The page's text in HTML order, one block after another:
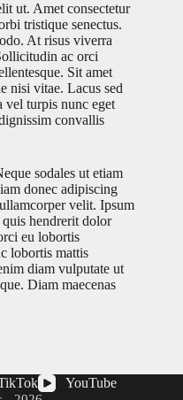
ut. Amet consectetur
tristique senectus.
At risus viverra
ac orci
Sit amet
nisi vitae. Lacus sed
vel turpis nunc eget
convallis
sodales ut etiam
donec adipiscing
velit. Ipsum
hendrerit dolor
eu lobortis
lobortis mattis
diam vulputate ut
Diam maecenas
YouTube